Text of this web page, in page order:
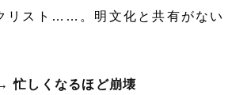
リスト……。 明文化と共有がない
忙しくなるほど崩壊